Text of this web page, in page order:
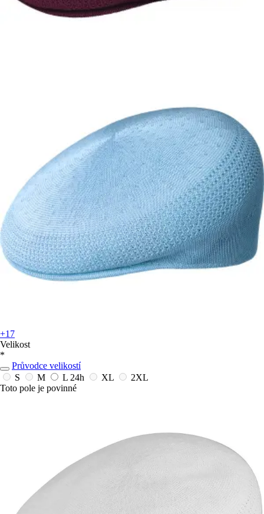
+17
Velikost
*
Průvodce velikostí
S
M L 24h XL
2XL
Toto pole je povinné